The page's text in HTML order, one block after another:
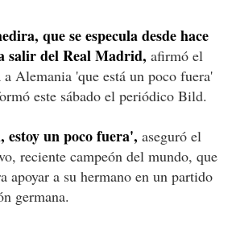
que se especula desde hace
salir del Real Madrid, afirmó el
Alemania 'que está un poco fuera'
este sábado el periódico Bild.
un poco fuera', aseguró el
reciente campeón del mundo, que
apoyar a su hermano en un partido
germana.